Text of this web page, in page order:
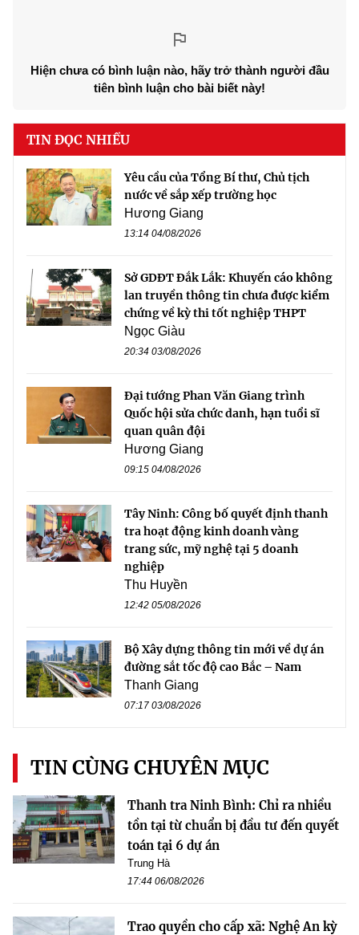
Hiện chưa có bình luận nào, hãy trở thành người đầu
tiên bình luận cho bài biết này!
TIN ĐỌC NHIỀU
Yêu cầu của Tổng Bí thư, Chủ tịch
nước về sắp xếp trường học
Hương Giang
13:14 04/08/2026
Sở GDĐT Đắk Lắk: Khuyến cáo không
lan truyền thông tin chưa được kiểm
chứng về kỳ thi tốt nghiệp THPT
Ngọc Giàu
20:34 03/08/2026
Đại tướng Phan Văn Giang trình
Quốc hội sửa chức danh, hạn tuổi sĩ
quan quân đội
Hương Giang
09:15 04/08/2026
Tây Ninh: Công bố quyết định thanh
tra hoạt động kinh doanh vàng
trang sức, mỹ nghệ tại 5 doanh
nghiệp
Thu Huyền
12:42 05/08/2026
Bộ Xây dựng thông tin mới về dự án
đường sắt tốc độ cao Bắc – Nam
Thanh Giang
07:17 03/08/2026
TIN CÙNG CHUYÊN MỤC
Thanh tra Ninh Bình: Chỉ ra nhiều
tồn tại từ chuẩn bị đầu tư đến quyết
toán tại 6 dự án
Trung Hà
17:44 06/08/2026
Trao quyền cho cấp xã: Nghệ An kỳ